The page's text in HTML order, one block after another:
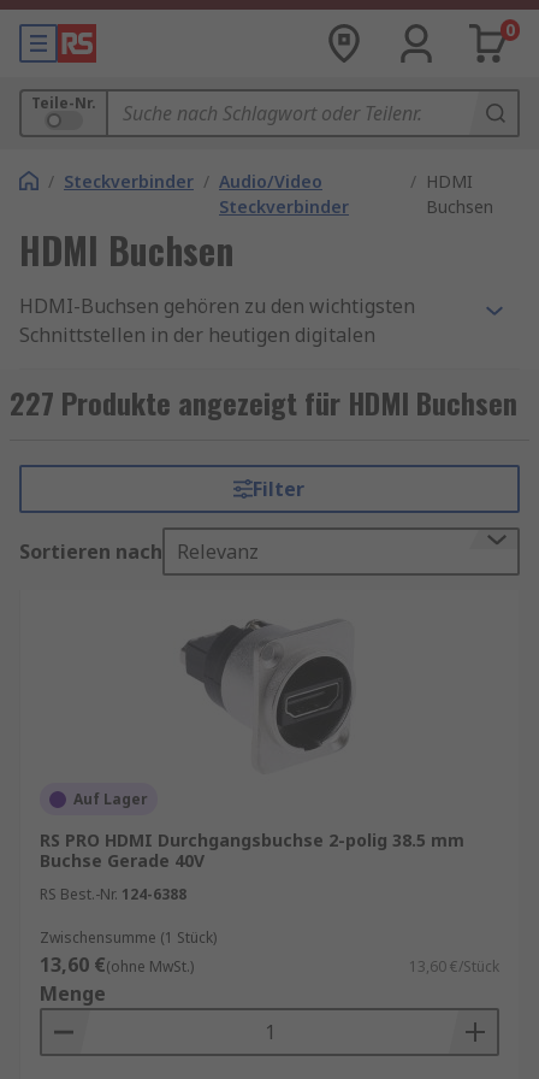
0
Teile-Nr.
/ Steckverbinder / Audio/Video
Steckverbinder
/ HDMI
Buchsen
HDMI Buchsen
HDMI-Buchsen gehören zu den wichtigsten
Schnittstellen in der heutigen digitalen
Unterhaltungselektronik, industriellen
Anwendungen, Embedded‑Systemen oder
Definition Multimedia Interface) ermöglicht die
verlustfreie Übertragung von hochauflösenden
Video‑ und Audiosignalen über eine einzige
Verbindung. Als essenzieller Bestandteil
Buchsen für stabile Verbindungen zwischen
Endgeräten wie Fernsehern, Monitoren,
Projektoren, Computern, Spielekonsolen und
Ratgeber HDMI Kabel
Beschaffungsmanagement Ihrer HDMI Buchsen
Unser Sortiment enthält Qualitätsprodukte von
Marken wieMolex
Socapexsowie RS PRO
professionellen Marke.
HDMI-Steckverbinder kaufen
227 Produkte angezeigt für HDMI Buchsen
Filter
Sortieren nach Relevanz
Auf Lager
RS PRO HDMI Durchgangsbuchse 2-polig 38.5 mm
Buchse Gerade 40V
RS Best.-Nr. 124-6388
Zwischensumme (1 Stück)
13,60 €(ohne MwSt.) 13,60 €/Stück
Menge